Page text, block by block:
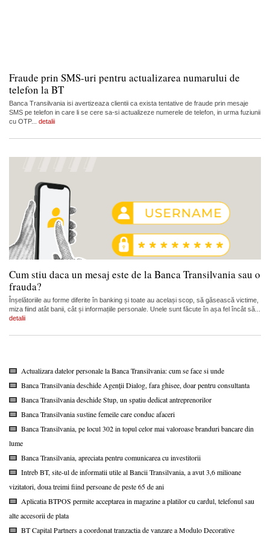
Fraude prin SMS-uri pentru actualizarea numarului de
telefon la BT
Banca Transilvania isi avertizeaza clientii ca exista tentative de fraude prin mesaje
SMS pe telefon in care li se cere sa-si actualizeze numerele de telefon, in urma fuziunii
cu OTP... detalii
Cum stiu daca un mesaj este de la Banca Transilvania sau o
frauda?
Înșelătoriile au forme diferite în banking și toate au același scop, să găsească victime,
miza fiind atât banii, cât și informațiile personale. Unele sunt făcute în așa fel încât să...
detalii
Actualizara datelor personale la Banca Transilvania: cum se face si unde
Banca Transilvania deschide Agenții Dialog, fara ghisee, doar pentru consultanta
Banca Transilvania deschide Stup, un spatiu dedicat antreprenorilor
Banca Transilvania sustine femeile care conduc afaceri
Banca Transilvania, pe locul 302 in topul celor mai valoroase branduri bancare din
lume
Banca Transilvania, apreciata pentru comunicarea cu investitorii
Intreb BT, site-ul de informatii utile al Bancii Transilvania, a avut 3,6 milioane
vizitatori, doua treimi fiind persoane de peste 65 de ani
Aplicatia BTPOS permite acceptarea in magazine a platilor cu cardul, telefonul sau
alte accesorii de plata
BT Capital Partners a coordonat tranzactia de vanzare a Modulo Decorative